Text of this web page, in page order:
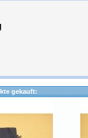
gekauft: